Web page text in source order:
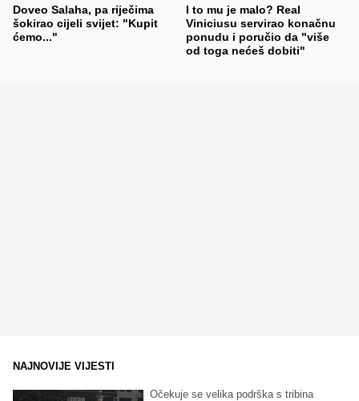
Doveo Salaha, pa riječima
šokirao cijeli svijet: "Kupit
ćemo..."
I to mu je malo? Real
Viniciusu servirao konačnu
ponudu i poručio da "više
od toga nećeš dobiti"
NAJNOVIJE VIJESTI
Očekuje se velika podrška s tribina